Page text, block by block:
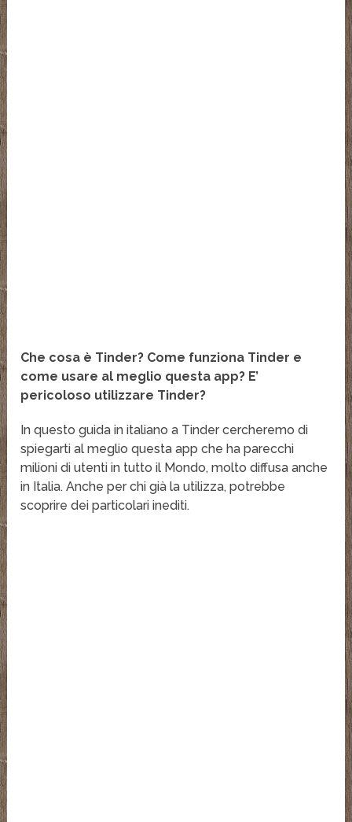
Che cosa è Tinder? Come funziona Tinder e
come usare al meglio questa app? E’
pericoloso utilizzare Tinder?
In questo guida in italiano a Tinder cercheremo di
spiegarti al meglio questa app che ha parecchi
milioni di utenti in tutto il Mondo, molto diffusa anche
in Italia. Anche per chi già la utilizza, potrebbe
scoprire dei particolari inediti.